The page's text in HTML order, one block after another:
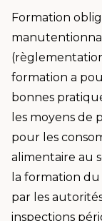
Formation
formation a
bonnes
les moyens de
pour les
alimentaire au
la formation
par les
inspections